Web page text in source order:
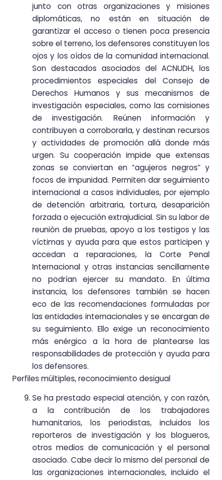
junto con otras organizaciones y misiones
diplomáticas, no están en situación de
garantizar el acceso o tienen poca presencia
sobre el terreno, los defensores constituyen los
ojos y los oídos de la comunidad internacional.
Son destacados asociados del ACNUDH, los
procedimientos especiales del Consejo de
Derechos Humanos y sus mecanismos de
investigación especiales, como las comisiones
de investigación. Reúnen información y
contribuyen a corroborarla, y destinan recursos
y actividades de promoción allá donde más
urgen. Su cooperación impide que extensas
zonas se conviertan en “agujeros negros” y
focos de impunidad. Permiten dar seguimiento
internacional a casos individuales, por ejemplo
de detención arbitraria, tortura, desaparición
forzada o ejecución extrajudicial. Sin su labor de
reunión de pruebas, apoyo a los testigos y las
víctimas y ayuda para que estos participen y
accedan a reparaciones, la Corte Penal
Internacional y otras instancias sencillamente
no podrían ejercer su mandato. En última
instancia, los defensores también se hacen
eco de las recomendaciones formuladas por
las entidades internacionales y se encargan de
su seguimiento. Ello exige un reconocimiento
más enérgico a la hora de plantearse las
responsabilidades de protección y ayuda para
los defensores.
Perfiles múltiples, reconocimiento desigual
Se ha prestado especial atención, y con razón,
a la contribución de los trabajadores
humanitarios, los periodistas, incluidos los
reporteros de investigación y los blogueros,
otros medios de comunicación y el personal
asociado. Cabe decir lo mismo del personal de
las organizaciones internacionales, incluido el